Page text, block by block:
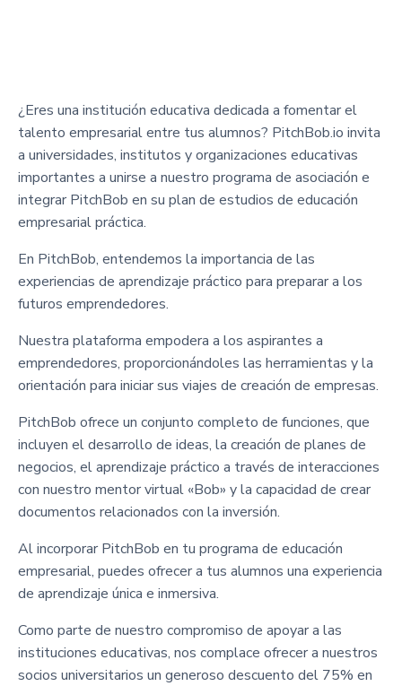
¿Eres una institución educativa dedicada a fomentar el
talento empresarial entre tus alumnos? PitchBob.io invita
a universidades, institutos y organizaciones educativas
importantes a unirse a nuestro programa de asociación e
integrar PitchBob en su plan de estudios de educación
empresarial práctica.
En PitchBob, entendemos la importancia de las
experiencias de aprendizaje práctico para preparar a los
futuros emprendedores.
Nuestra plataforma empodera a los aspirantes a
emprendedores, proporcionándoles las herramientas y la
orientación para iniciar sus viajes de creación de empresas.
PitchBob ofrece un conjunto completo de funciones, que
incluyen el desarrollo de ideas, la creación de planes de
negocios, el aprendizaje práctico a través de interacciones
con nuestro mentor virtual «Bob» y la capacidad de crear
documentos relacionados con la inversión.
Al incorporar PitchBob en tu programa de educación
empresarial, puedes ofrecer a tus alumnos una experiencia
de aprendizaje única e inmersiva.
Como parte de nuestro compromiso de apoyar a las
instituciones educativas, nos complace ofrecer a nuestros
socios universitarios un generoso descuento del 75% en